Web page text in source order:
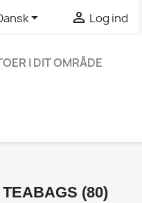
  Log ind
I DIT OMRÅDE
(80)